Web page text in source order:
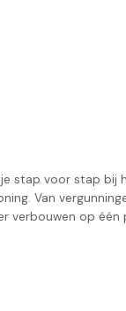
stap voor stap bij
Van
verbouwen op één